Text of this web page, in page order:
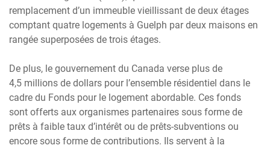
remplacement d’un immeuble vieillissant de deux étages
comptant quatre logements à Guelph par deux maisons en
rangée superposées de trois étages.
De plus, le gouvernement du Canada verse plus de
4,5 millions de dollars pour l’ensemble résidentiel dans le
cadre du Fonds pour le logement abordable. Ces fonds
sont offerts aux organismes partenaires sous forme de
prêts à faible taux d’intérêt ou de prêts-subventions ou
encore sous forme de contributions. Ils servent à la